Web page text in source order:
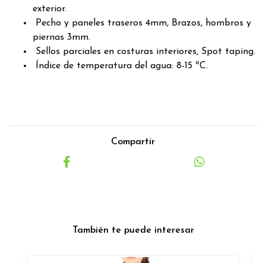
exterior.
Pecho y paneles traseros 4mm, Brazos, hombros y
piernas 3mm.
Sellos parciales en costuras interiores, Spot taping.
Índice de temperatura del agua: 8-15 ºC.
Compartir
También te puede interesar